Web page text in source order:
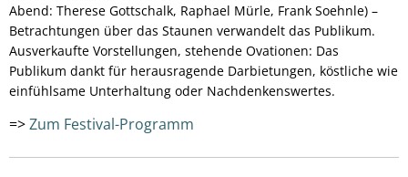
Abend: Therese Gottschalk, Raphael Mürle, Frank Soehnle) –
Betrachtungen über das Staunen verwandelt das Publikum.
Ausverkaufte Vorstellungen, stehende Ovationen: Das
Publikum dankt für herausragende Darbietungen, köstliche wie
einfühlsame Unterhaltung oder Nachdenkenswertes.
=>Zum Festival-Programm